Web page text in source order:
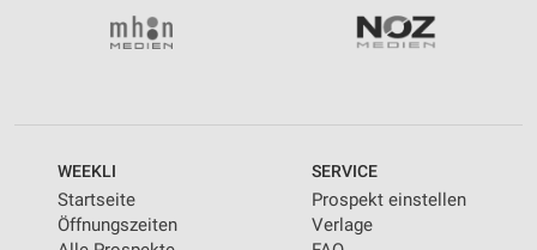
WEEKLI
Startseite
Öffnungszeiten
SERVICE
Prospekt einstellen
Verlage